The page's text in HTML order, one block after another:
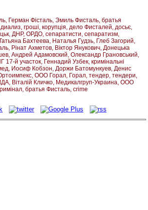
Герман Фісталь Эмиль Фисталь братья
диализ гроші корупція дело Фисталей досьє
ДНР ОРДО сепаратисти сепаратизм
Бахтеева Наталья Гудзь Глеб Загорий
Рінат Ахметов Віктор Янукович Донецька
Андрей Адамовский Олександр Грановський
17-й участок Геннадий Узбек кримінальні
Иосиф Кобзон Доржи Батомункуев Денис
ООО Горал Горал тендер тендери
Віталій Кличко Медикалгруп-Украина ООО
братья Фисталь crime